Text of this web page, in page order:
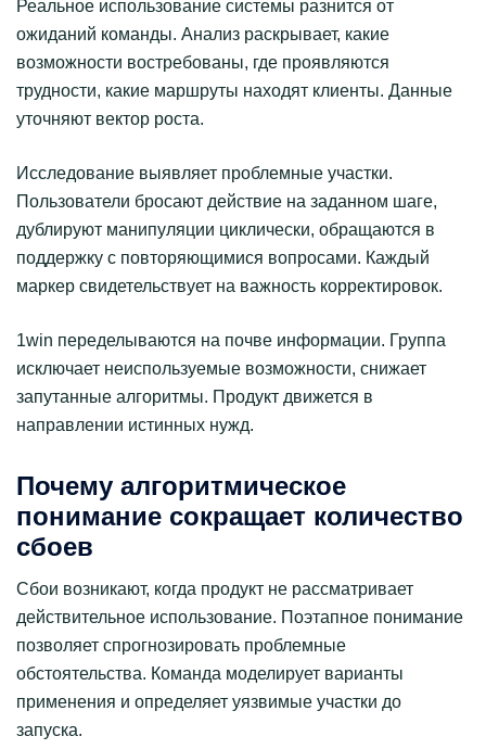
Реальное использование системы разнится от
ожиданий команды. Анализ раскрывает, какие
возможности востребованы, где проявляются
трудности, какие маршруты находят клиенты. Данные
уточняют вектор роста.
Исследование выявляет проблемные участки.
Пользователи бросают действие на заданном шаге,
дублируют манипуляции циклически, обращаются в
поддержку с повторяющимися вопросами. Каждый
маркер свидетельствует на важность корректировок.
1win переделываются на почве информации. Группа
исключает неиспользуемые возможности, снижает
запутанные алгоритмы. Продукт движется в
направлении истинных нужд.
Почему алгоритмическое
понимание сокращает количество
сбоев
Сбои возникают, когда продукт не рассматривает
действительное использование. Поэтапное понимание
позволяет спрогнозировать проблемные
обстоятельства. Команда моделирует варианты
применения и определяет уязвимые участки до
запуска.